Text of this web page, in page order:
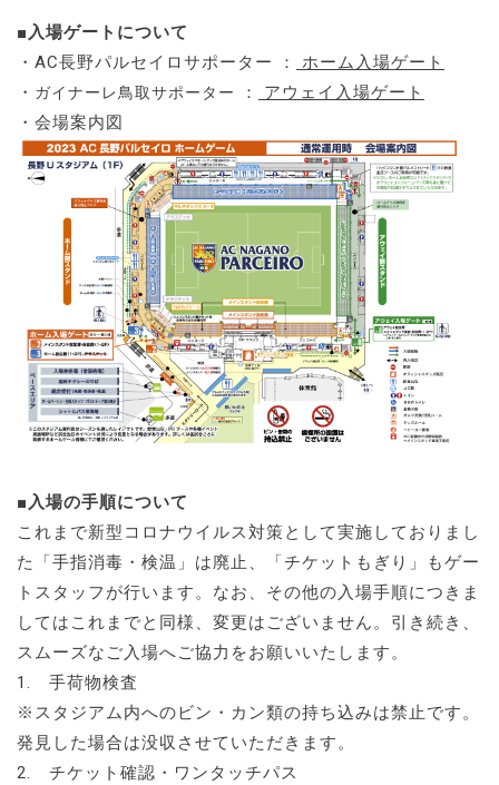
■入場ゲートについて
・AC長野パルセイロサポーター ：
ホーム入場ゲート
・ ガイナーレ鳥取サポーター ：
アウェイ入場ゲート
・会場案内図
■入場の手順について
これまで新型コロナウイルス対策として実施しておりまし
た「手指消毒・検温」は廃止、「チケットもぎり」もゲー
トスタッフが行います。なお、その他の入場手順につきま
してはこれまでと同様、変更はございません。引き続き、
スムーズなご入場へご協力をお願いいたします。
1. 手荷物検査
※スタジアム内へのビン・カン類の持ち込みは禁止です。
発見した場合は没収させていただきます。
2. チケット確認・ワンタッチパス